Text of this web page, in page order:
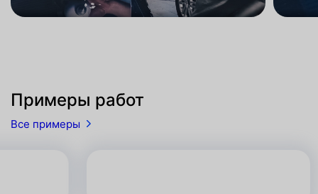
Примеры работ
Все примеры